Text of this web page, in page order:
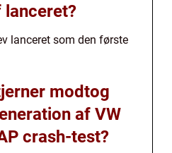
lanceret?
lanceret som den første
modtog
af VW
crash-test?